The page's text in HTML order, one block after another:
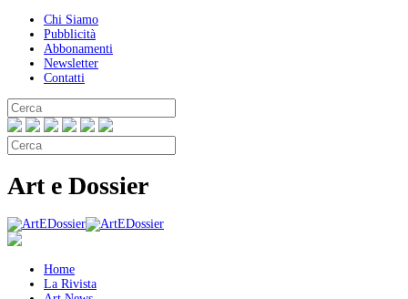
Chi Siamo
Pubblicità
Abbonamenti
Newsletter
Contatti
Art e Dossier
Home
La Rivista